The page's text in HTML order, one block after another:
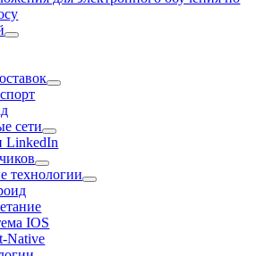
сети
LinkedIn
технологии
IOS
Native